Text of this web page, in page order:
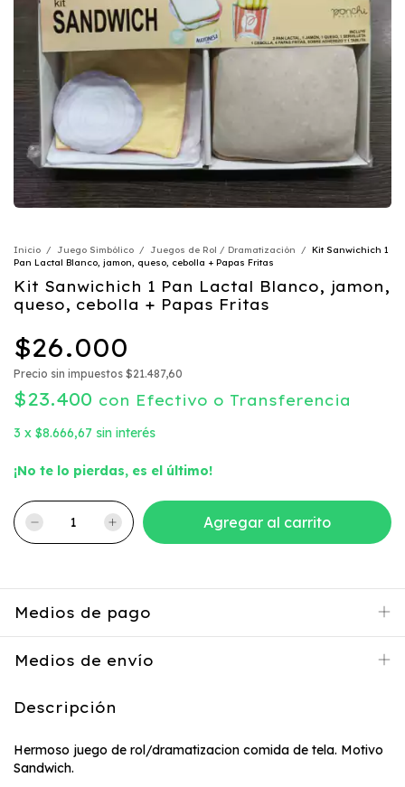
Inicio / Juego Simbólico / Juegos de Rol / Dramatización / Kit Sanwichich 1
Pan Lactal Blanco, jamon, queso, cebolla + Papas Fritas
Kit Sanwichich 1 Pan Lactal Blanco, jamon,
queso, cebolla + Papas Fritas
$26.000
Precio sin impuestos $21.487,60
$23.400 con Efectivo o Transferencia
3 x $8.666,67 sin interés
¡No te lo pierdas, es el último!
Medios de pago
Medios de envío
Descripción
Hermoso juego de rol/dramatizacion comida de tela. Motivo
Sandwich.